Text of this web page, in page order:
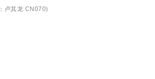
：卢其龙 CN070)